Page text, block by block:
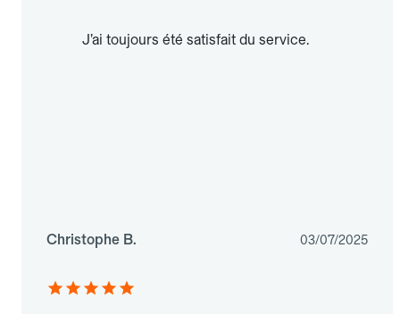
J’ai toujours été satisfait du service.
Christophe B. 03/07/2025